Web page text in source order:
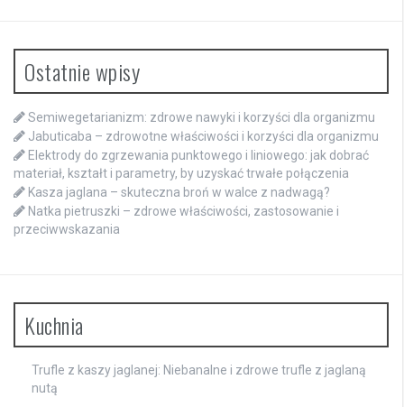
Ostatnie wpisy
Semiwegetarianizm: zdrowe nawyki i korzyści dla organizmu
Jabuticaba – zdrowotne właściwości i korzyści dla organizmu
Elektrody do zgrzewania punktowego i liniowego: jak dobrać
materiał, kształt i parametry, by uzyskać trwałe połączenia
Kasza jaglana – skuteczna broń w walce z nadwagą?
Natka pietruszki – zdrowe właściwości, zastosowanie i
przeciwwskazania
Kuchnia
Trufle z kaszy jaglanej: Niebanalne i zdrowe trufle z jaglaną
nutą